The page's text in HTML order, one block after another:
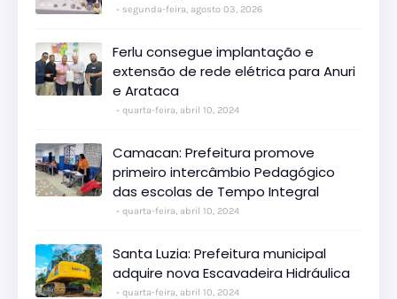
segunda-feira, agosto 03, 2026
Ferlu consegue implantação e
extensão de rede elétrica para Anuri
e Arataca
quarta-feira, abril 10, 2024
Camacan: Prefeitura promove
primeiro intercâmbio Pedagógico
das escolas de Tempo Integral
quarta-feira, abril 10, 2024
Santa Luzia: Prefeitura municipal
adquire nova Escavadeira Hidráulica
quarta-feira, abril 10, 2024